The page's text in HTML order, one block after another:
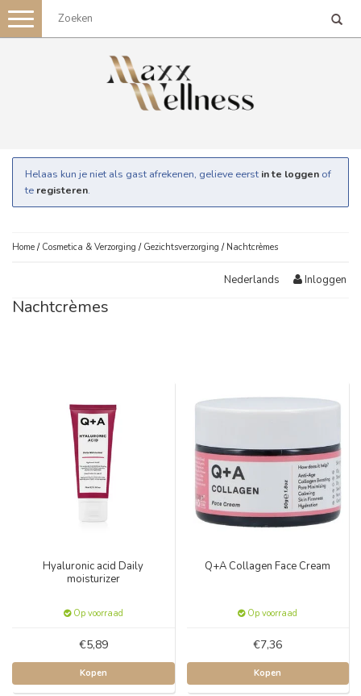
Toggle
navigation
Helaas kun je niet als gast afrekenen, gelieve eerst in te loggen of
te registeren.
Home / Cosmetica & Verzorging / Gezichtsverzorging / Nachtcrèmes
Nederlands Inloggen
Nachtcrèmes
Hyaluronic acid Daily
moisturizer
Op voorraad
€5,89
Kopen
Q+A Collagen Face Cream
Op voorraad
€7,36
Kopen